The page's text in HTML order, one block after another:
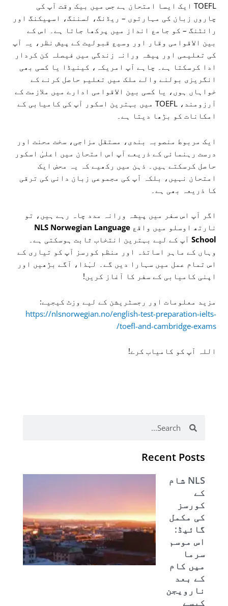
TOEFL ایک ایسا امتحان ہے جس میں بیک وقت آپ کی
چاروں زبان کی مہارتوں – ریڈنگ، لسننگ، اسپیکنگ اور
رائٹنگ – کو جامع انداز میں پرکھا جاتا ہے۔ اس کے
بین الاقوامی وقار اور وسیع قبولیت کے پیش نظر، یہ آپ
کی تعلیمی اور پیشہ ورانہ زندگی میں فیصلہ کن کردار
ادا کرسکتا ہے۔ چاہے آپ امریکہ، کینیڈا یا کسی بھی
انگریزی بولنے والے ملک میں تعلیم حاصل کرنے کے
خواہاں ہوں، یا کسی بین الاقوامی ادارے میں ملازمت کے
آرزومند، TOEFL میں بہترین اسکور آپ کی کامیابی کے
امکانات کو بڑھا دیتا ہے۔
ایک مربوط منصوبہ بندی، مستقل مزاجی، سخت محنت اور
درست رہنمائی کے ذریعے آپ اس امتحان میں اعلیٰ اسکور
حاصل کرسکتے ہیں۔ ذہن میں رکھیے کہ یہ محض ایک
امتحان نہیں، بلکہ آپ کی مجموعی زبان دانی کی ترقی
کا ذریعہ بھی ہے۔
اگر آپ اس سفر میں پیشہ ورانہ مدد چاہ رہے ہیں، تو
نارتھ اوسلو میں واقعNLS Norwegian Language
School آپ کے لیے بہترین انتخاب ثابت ہوسکتی ہے۔
وہاں کے ماہر اساتذہ اور منظم کورسز آپ کو تیاری کے
اس تمام عمل میں سہارا دیں گے۔ لہٰذا، آگے بڑھیں اور
اپنی کامیابی کے سفر کا آغاز کریں!
مزید معلومات اور رجسٹریشن کے لیے وزٹ کیجیے:
https://nlsnorwegian.no/english-test-preparation-ielts-
toefl-and-cambridge-exams/
اللہ آپ کو کامیاب کرے!
Recent Posts
NLS شام
کے
کورسز
کی مکمل
گائیڈ:
اس موسم
سرما
میں کام
کے بعد
نارویجن
کیسے